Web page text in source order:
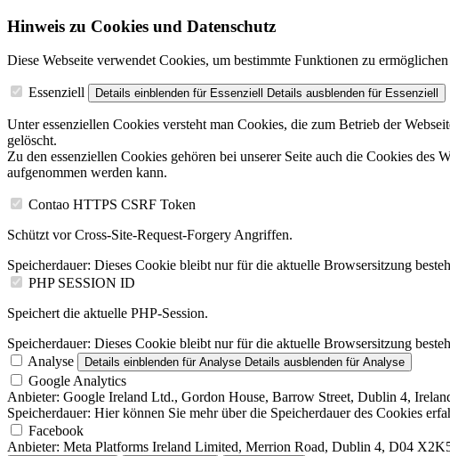
Hinweis zu Cookies und Datenschutz
Diese Webseite verwendet Cookies, um bestimmte Funktionen zu
Essenziell Details einblenden für Essenziell Details ausblenden für Essenziell
Unter essenziellen Cookies versteht man Cookies, die zum Betrieb der
gelöscht.
Zu den essenziellen Cookies gehören bei unserer Seite auch die Cookies
aufgenommen werden kann.
Contao HTTPS CSRF Token
Schützt vor Cross-Site-Request-Forgery Angriffen.
Speicherdauer: Dieses Cookie bleibt nur für die aktuelle Browsersitzung
PHP SESSION ID
Speichert die aktuelle PHP-Session.
Speicherdauer: Dieses Cookie bleibt nur für die aktuelle Browsersitzung
Analyse
Details einblenden für Analyse Details ausblenden für Analyse
Google Analytics
Anbieter: Google Ireland Ltd., Gordon House, Barrow Street, Dublin 4,
Speicherdauer: Hier können Sie mehr über die Speicherdauer des Cookies
Facebook
Anbieter: Meta Platforms Ireland Limited, Merrion Road, Dublin 4, D04